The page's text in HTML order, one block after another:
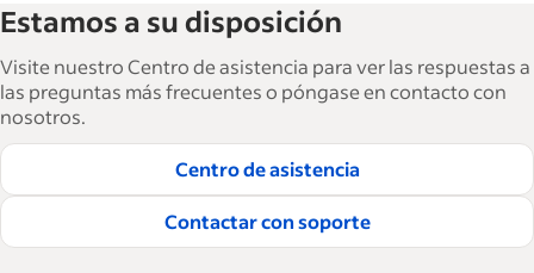
Indeed ayuda a las empresas a hacer crecer y
gestionar su fuerza laboral. Con más de
15,000 artículos en 6 idiomas, ofrecemos
consejos tácticos, procedimientos y mejores
prácticas para ayudar a las empresas a
contratar y retener a los mejores empleados.
Lea nuestras guías editoriales
Estamos a su disposición
Visite nuestro Centro de asistencia para ver las respuestas a
las preguntas más frecuentes o póngase en contacto con
nosotros.
Centro de asistencia
Contactar con soporte